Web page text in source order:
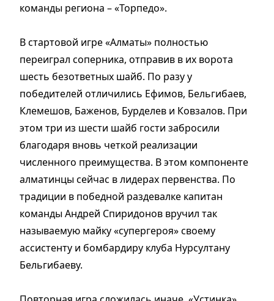
команды региона – «Торпедо».
В стартовой игре «Алматы» полностью
переиграл соперника, отправив в их ворота
шесть безответных шайб. По разу у
победителей отличились Ефимов, Бельгибаев,
Клемешов, Баженов, Бурделев и Ковзалов. При
этом три из шести шайб гости забросили
благодаря вновь четкой реализации
численного преимущества. В этом компоненте
алматинцы сейчас в лидерах первенства. По
традиции в победной раздевалке капитан
команды Андрей Спиридонов вручил так
называемую майку «супергероя» своему
ассистенту и бомбардиру клуба Нурсултану
Бельгибаеву.